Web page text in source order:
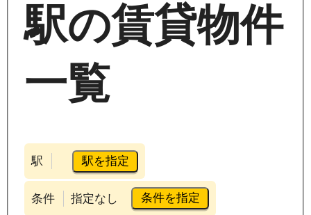
駅の賃貸物件
一覧
駅 駅を指定
条件 指定なし 条件を指定